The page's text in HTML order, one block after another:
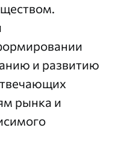
и развитию
рынка и